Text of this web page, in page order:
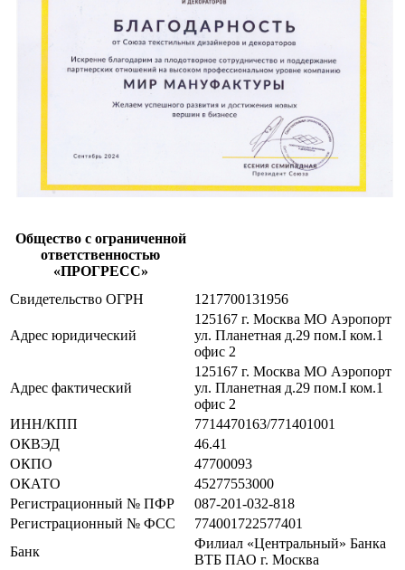
Общество с ограниченной
ответственностью
«ПРОГРЕСС»
Свидетельство ОГРН
1217700131956
Адрес юридический
125167 г. Москва МО Аэропорт
ул. Планетная д.29 пом.I ком.1
офис 2
Адрес фактический
125167 г. Москва МО Аэропорт
ул. Планетная д.29 пом.I ком.1
офис 2
ИНН/КПП
7714470163/771401001
ОКВЭД
46.41
ОКПО
47700093
ОКАТО
45277553000
Регистрационный № ПФР
087-201-032-818
Регистрационный № ФСС
774001722577401
Банк
Филиал «Центральный» Банка
ВТБ ПАО г. Москва